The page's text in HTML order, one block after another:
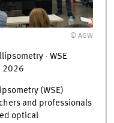
© AGW
- WSE
2026
(WSE)
and professionals
optical